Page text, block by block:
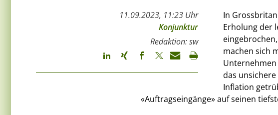
11.09.2023, 11:23 Uhr
Konjunktur
Redaktion: sw
In
Erholung der
machen sich
das
Inflation
«Auftragseingänge» auf seinen